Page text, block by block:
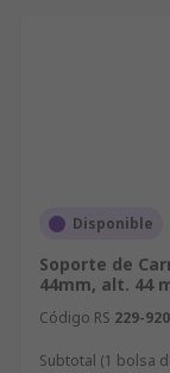
Disponible
Soporte de
44mm, alt. 44
Código RS 229-
Subtotal (1 bolsa